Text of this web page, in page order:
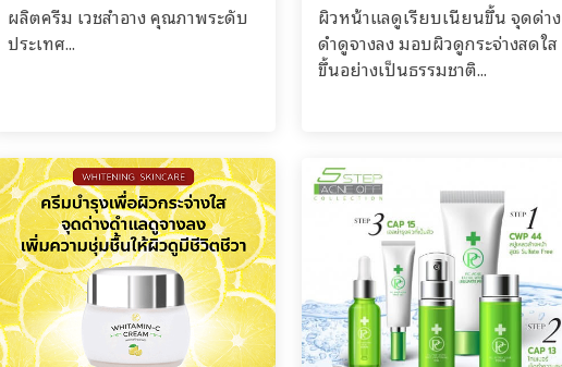
ผลิตครีม เวชสำอาง คุณภาพระดับ
ประเทศ...
ผิวหน้าแลดูเรียบเนียนขึ้น จุดด่าง
ดำดูจางลง มอบผิวดูกระจ่างสดใส
ขึ้นอย่างเป็นธรรมชาติ...